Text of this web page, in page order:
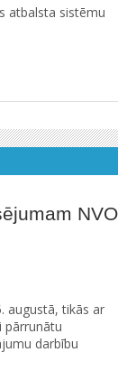
atbalsta sistēmu
NVO
augustā, tikās ar
pārrunātu
darbību